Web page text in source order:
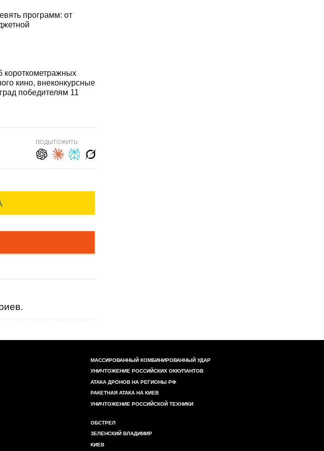
программ: от
короткометражных
кино, внеконкурсные
победителям 11
ПОДЫТОЖИТЬ:
МАССИРОВАННЫЙ КОМБИНИРОВАННЫЙ УДАР
УНИЧТОЖЕНИЕ РОССИЙСКИХ ОККУПАНТОВ
АТАКА ДРОНОВ НА РЕГИОНЫ РФ
РАКЕТНАЯ АТАКА НА КИЕВ
УНИЧТОЖЕНИЕ РОССИЙСКОЙ ТЕХНИКИ
ОБСТРЕЛ
ЗЕЛЕНСКИЙ ВЛАДИМИР
КИЕВ